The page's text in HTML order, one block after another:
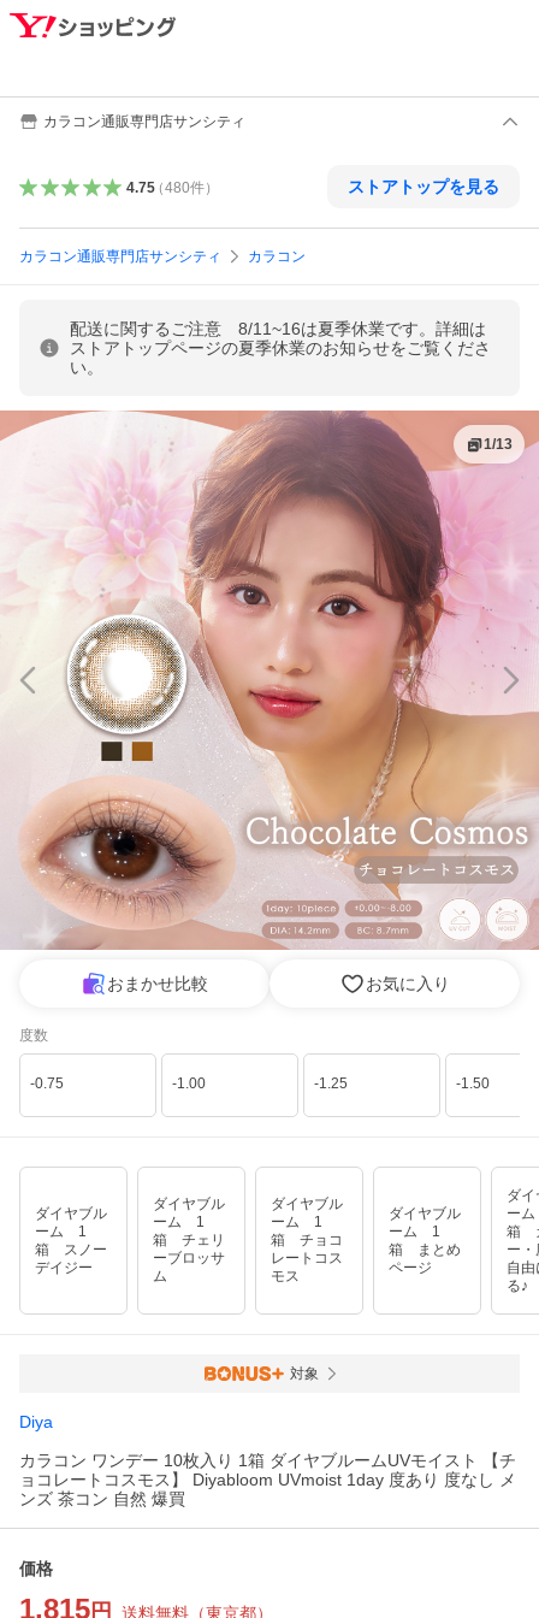
カラコン通販専門店サンシティ
4.75（480件） ストアトップを見る
カラコン通販専門店サンシティ カラコン
配送に関するご注意 8/11~16は夏季休業です。詳細は
ストアトップページの夏季休業のお知らせをご覧くださ
い。
1/13
おまかせ比較 お気に入り
度数
-0.75 -1.00 -1.25 -1.50
ダイヤブル
ーム 1
箱 スノー
デイジー
ダイヤブル
ーム 1
箱 チェリ
ーブロッサ
ム
ダイヤブル
ーム 1
箱 チョコ
レートコス
モス
ダイヤブル
ーム 1
箱 まとめ
ページ
ダイ
ー
箱
ー・
自由
る♪
対象
Diya
カラコン ワンデー 10枚入り 1箱 ダイヤブルームUVモイスト 【チ
ョコレートコスモス】 Diyabloom UVmoist 1day 度あり 度なし メ
ンズ 茶コン 自然 爆買
価格
1,815 円 送料無料 （東京都）